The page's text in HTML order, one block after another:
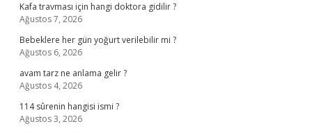
Kafa travması için hangi doktora gidilir ?
Ağustos 7, 2026
Bebeklere her gün yoğurt verilebilir mi ?
Ağustos 6, 2026
avam tarz ne anlama gelir ?
Ağustos 4, 2026
114 sûrenin hangisi ismi ?
Ağustos 3, 2026